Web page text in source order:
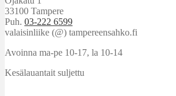
33100 Tampere
Puh. 03-222 6599
valaisinliike (@) tampereensahko.fi
Avoinna ma-pe 10-17, la 10-14
Kesälauantait suljettu